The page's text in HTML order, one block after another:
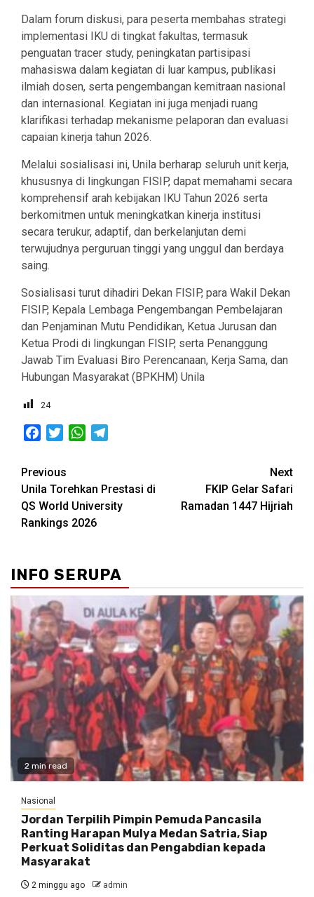
Dalam forum diskusi, para peserta membahas strategi
implementasi IKU di tingkat fakultas, termasuk
penguatan tracer study, peningkatan partisipasi
mahasiswa dalam kegiatan di luar kampus, publikasi
ilmiah dosen, serta pengembangan kemitraan nasional
dan internasional. Kegiatan ini juga menjadi ruang
klarifikasi terhadap mekanisme pelaporan dan evaluasi
capaian kinerja tahun 2026.
Melalui sosialisasi ini, Unila berharap seluruh unit kerja,
khususnya di lingkungan FISIP, dapat memahami secara
komprehensif arah kebijakan IKU Tahun 2026 serta
berkomitmen untuk meningkatkan kinerja institusi
secara terukur, adaptif, dan berkelanjutan demi
terwujudnya perguruan tinggi yang unggul dan berdaya
saing.
Sosialisasi turut dihadiri Dekan FISIP, para Wakil Dekan
FISIP, Kepala Lembaga Pengembangan Pembelajaran
dan Penjaminan Mutu Pendidikan, Ketua Jurusan dan
Ketua Prodi di lingkungan FISIP, serta Penanggung
Jawab Tim Evaluasi Biro Perencanaan, Kerja Sama, dan
Hubungan Masyarakat (BPKHM) Unila
24
FacebookTwitterWhatsApp
Post
navigation
Previous
Unila Torehkan Prestasi di
QS World University
Rankings 2026
Next
FKIP Gelar Safari
Ramadan 1447 Hijriah
INFO SERUPA
2 min read
Nasional
Jordan Terpilih Pimpin Pemuda Pancasila
Ranting Harapan Mulya Medan Satria, Siap
Perkuat Soliditas dan Pengabdian kepada
Masyarakat
2 minggu ago admin